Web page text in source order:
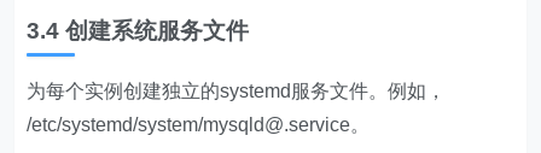
3.4 创建系统服务文件
为每个实例创建独立的systemd服务文件。例如，​​
/etc/systemd/system/mysqld@.service​​。